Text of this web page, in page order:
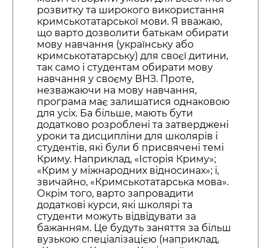
розвитку та широкого використання
кримськотатарської мови. Я вважаю,
що варто дозволити батькам обирати
мову навчання (українську або
кримськотатарську) для своєї дитини,
так само і студентам обирати мову
навчання у своєму ВНЗ. Проте,
незважаючи на мову навчання,
програма має залишатися однаковою
для усіх. Ба більше, мають бути
додатково розроблені та затверджені
уроки та дисципліни для школярів і
студентів, які були б присвячені темі
Криму. Наприклад, «Історія Криму»;
«Крим у міжнародних відносинах»; і,
звичайно, «Кримськотатарська мова».
Окрім того, варто запровадити
додаткові курси, які школярі та
студенти можуть відвідувати за
бажанням. Це будуть заняття за більш
вузькою спеціалізацією (наприклад,